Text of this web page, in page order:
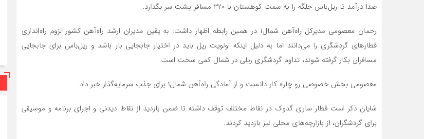
صدا درآمد تا ریل‌باس جلگه را به سمت کوهستان با ۳۲۰ مسافر پشت سر بگذارد.
رحمان معصومی مدیرکل راه‌آهن شمال۱ در همین رابطه اظهار داشت: به یقین مدیران ارشد راه‌آهن کشور لزوم راه‌اندازی
قطارهای گردشگری را می‌دانند اما به دلیل اینکه اولویت ریل باید در اختیار جابجایی بار باشد و ریل‌باس برای جابجایی
مسافران بکار گرفته شوند، تداوم گردشگری ریلی در شمال کمی سخت است.
معصومی بخش خصوصی رو چاره کار دانست و از آمادگی راه‌آهن شمال۱ برای جذب سرمایه‌گذار خبر داد.
شایان ذکر است قطار ساری گدوک در نقاط مختلف توقف داشته تا ضمن بازدید از نقاط دیدنی و اجرای برنامه و موسیقی
برای گردشگران، از بازارچه‌های محلی نیز بازدید کردند.